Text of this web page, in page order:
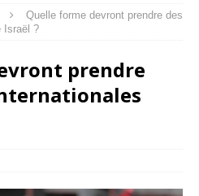
Quelle forme devront prendre des
Israël ?
prendre